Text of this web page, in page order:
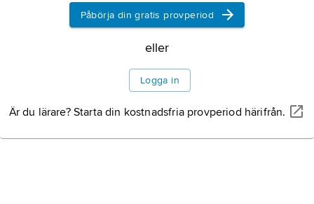
Påbörja din gratis provperiod
eller
Logga in
Är du lärare? Starta din kostnadsfria provperiod härifrån.